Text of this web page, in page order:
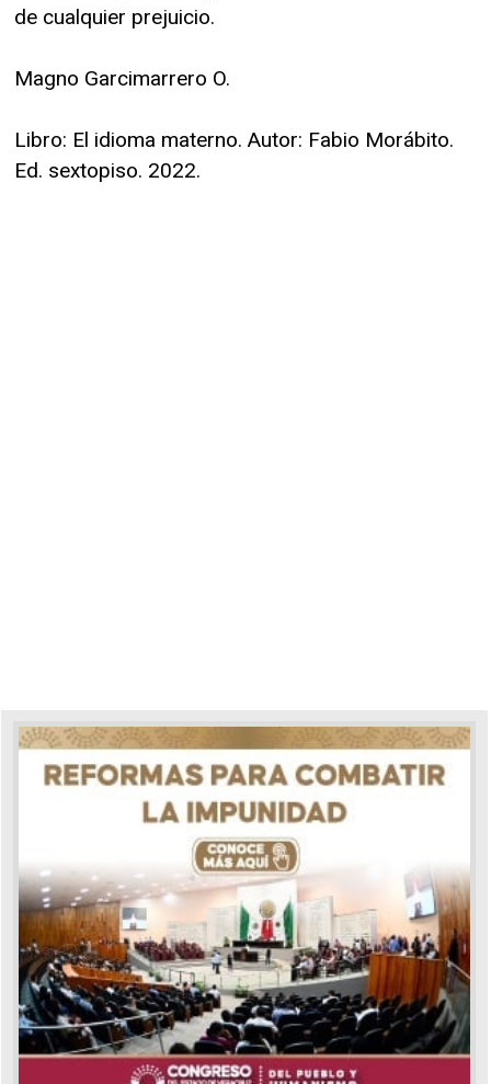
de cualquier prejuicio.
Magno Garcimarrero O.
Libro: El idioma materno. Autor: Fabio Morábito.
Ed. sextopiso. 2022.